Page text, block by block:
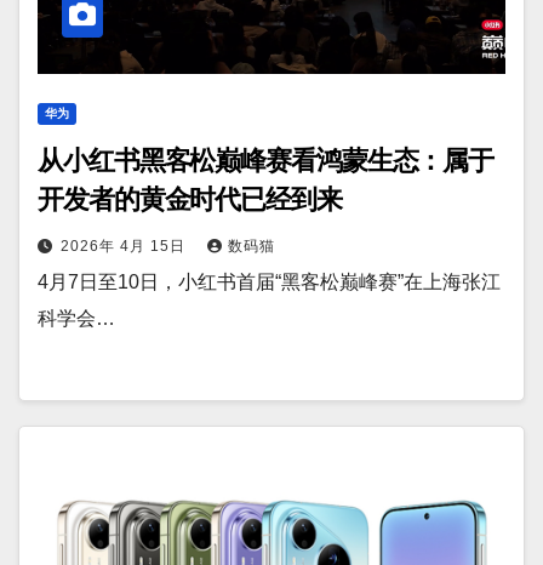
华为
从小红书黑客松巅峰赛看鸿蒙生态：属于
开发者的黄金时代已经到来
2026年 4月 15日 数码猫
4月7日至10日，小红书首届“黑客松巅峰赛”在上海张江
科学会…